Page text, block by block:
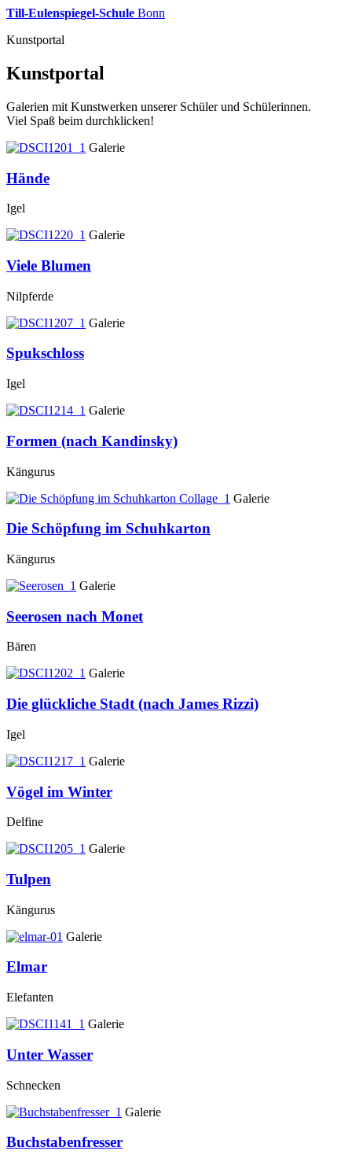
Till-Eulenspiegel-Schule Bonn
Kunstportal
Kunstportal
Galerien mit Kunstwerken unserer Schüler und Schülerinnen.
Viel Spaß beim durchklicken!
Galerie
Hände
Igel
Galerie
Viele Blumen
Nilpferde
Galerie
Spukschloss
Igel
Galerie
Formen (nach Kandinsky)
Kängurus
Galerie
Die Schöpfung im Schuhkarton
Kängurus
Galerie
Seerosen nach Monet
Bären
Galerie
Die glückliche Stadt (nach James Rizzi)
Igel
Galerie
Vögel im Winter
Delfine
Galerie
Tulpen
Kängurus
Galerie
Elmar
Elefanten
Galerie
Unter Wasser
Schnecken
Galerie
Buchstabenfresser